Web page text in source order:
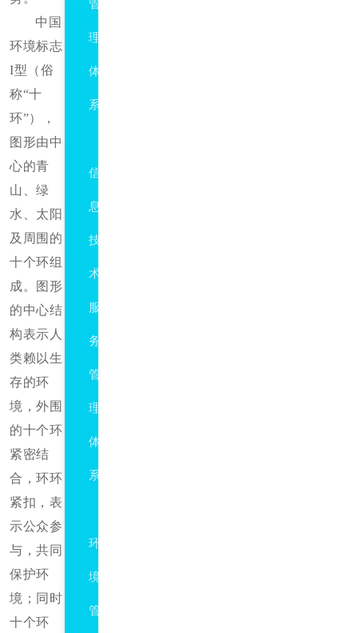
中国
环境标志
I型（俗
称“十
环”），
图形由中
心的青
山、绿
水、太阳
及周围的
十个环组
成。图形
的中心结
构表示人
类赖以生
存的环
境，外围
的十个环
紧密结
合，环环
紧扣，表
示公众参
与，共同
保护环
境；同时
十个环
管
理
体
系
信
息
技
术
服
务
管
理
体
系
环
境
管